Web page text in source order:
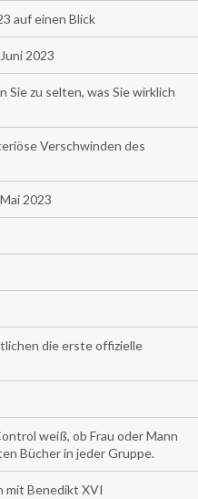
auf einen Blick
2023
Sie zu selten, was Sie wirklich
Verschwinden des
2023
die erste offizielle
weiß, ob Frau oder Mann
Bücher in jeder Gruppe.
mit Benedikt XVI